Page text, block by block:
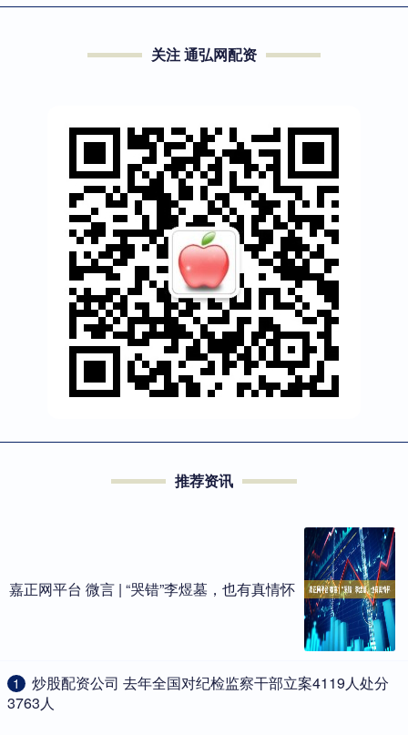
关注 通弘网配资
推荐资讯
嘉正网平台 微言 | “哭错”李煜墓，也有真情怀
1
​炒股配资公司 去年全国对纪检监察干部立案4119人处分
3763人